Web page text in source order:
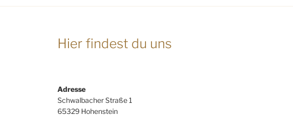
Hier findest du uns
Adresse
Schwalbacher Straße 1
65329 Hohenstein